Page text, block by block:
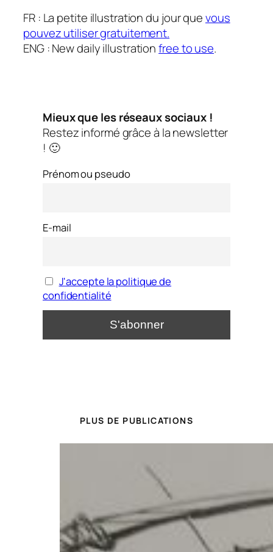
FR : La petite illustration du jour quevous
pouvez utiliser gratuitement.
ENG : New daily illustrationfree to use.
Mieux que les réseaux sociaux !
Restez informé grâce à la newsletter
! 🙂
Prénom ou pseudo
E-mail
J'accepte la politique de
confidentialité
PLUS DE PUBLICATIONS